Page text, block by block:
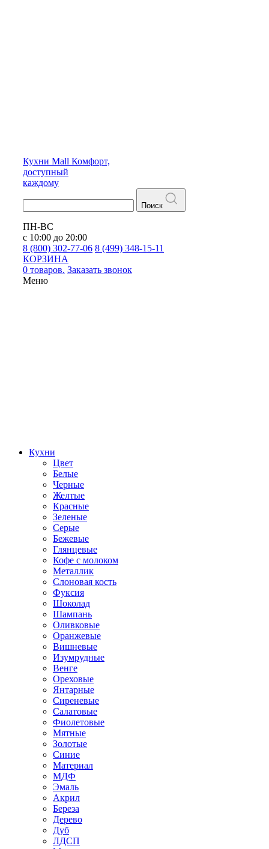
Кухни Mall Комфорт,
доступный
каждому
Поиск
ПН-ВС
с 10:00 до 20:00
8 (800) 302-77-06 8 (499) 348-15-11
КОРЗИНА
0 товаров. Заказать звонок
Меню
Кухни
Цвет
Белые
Черные
Желтые
Красные
Зеленые
Серые
Бежевые
Глянцевые
Кофе с молоком
Металлик
Слоновая кость
Фуксия
Шоколад
Шампань
Оливковые
Оранжевые
Вишневые
Изумрудные
Венге
Ореховые
Янтарные
Сиреневые
Салатовые
Фиолетовые
Мятные
Золотые
Синие
Материал
МДФ
Эмаль
Акрил
Береза
Дерево
Дуб
ЛДСП